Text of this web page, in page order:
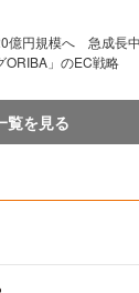
億円規模へ 急成長
ORIBA」のEC戦略
覧を見る